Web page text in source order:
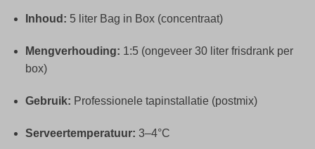
Inhoud: 5 liter Bag in Box (concentraat)
Mengverhouding: 1:5 (ongeveer 30 liter frisdrank per
box)
Gebruik: Professionele tapinstallatie (postmix)
Serveertemperatuur: 3–4°C